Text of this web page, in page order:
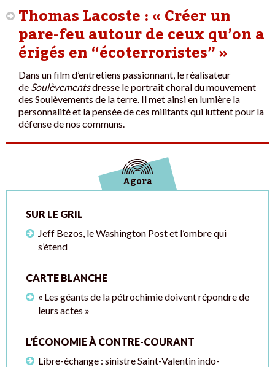
Thomas Lacoste : « Créer un
pare-feu autour de ceux qu’on a
érigés en “écoterroristes” »
Dans un film d’entretiens passionnant, le réalisateur
de Soulèvementsdresse le portrait choral du mouvement
des Soulèvements de la terre. Il met ainsi en lumière la
personnalité et la pensée de ces militants qui luttent pour la
défense de nos communs.
Agora
SUR LE GRIL
Jeff Bezos, le Washington Post et l’ombre qui
s’étend
CARTE BLANCHE
« Les géants de la pétrochimie doivent répondre de
leurs actes »
L'ÉCONOMIE À CONTRE-COURANT
Libre-échange : sinistre Saint-Valentin indo-